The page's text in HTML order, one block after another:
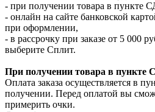
- при получении товара в пункте
- онлайн на сайте банковской
при оформлении,
- в рассрочку при заказе от 5 000
выберите Сплит.
При получении товара в пункте
Оплата заказа осуществляется в
получении. Перед оплатой вы
примерить очки.